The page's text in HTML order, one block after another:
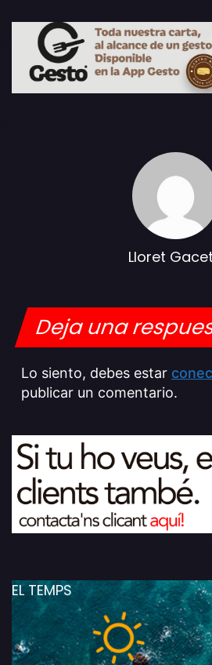
Lloret
Deja una
Lo siento, debes estar
publicar un comentario.
EL TEMPS